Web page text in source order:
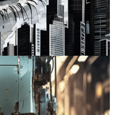
travam euforia